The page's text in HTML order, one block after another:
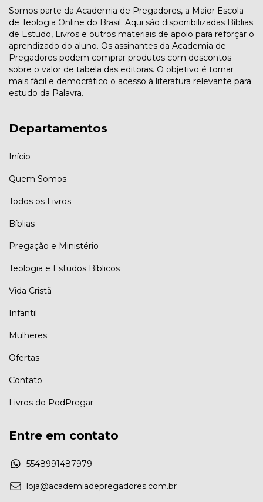
Somos parte da Academia de Pregadores, a Maior Escola
de Teologia Online do Brasil. Aqui são disponibilizadas Bíblias
de Estudo, Livros e outros materiais de apoio para reforçar o
aprendizado do aluno. Os assinantes da Academia de
Pregadores podem comprar produtos com descontos
sobre o valor de tabela das editoras. O objetivo é tornar
mais fácil e democrático o acesso à literatura relevante para
estudo da Palavra.
Departamentos
Início
Quem Somos
Todos os Livros
Bíblias
Pregação e Ministério
Teologia e Estudos Bíblicos
Vida Cristã
Infantil
Mulheres
Ofertas
Contato
Livros do PodPregar
Entre em contato
5548991487979
loja@academiadepregadores.com.br